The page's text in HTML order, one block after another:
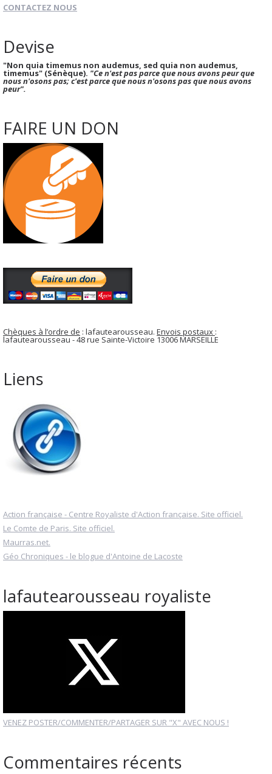
CONTACTEZ NOUS
Devise
"Non quia timemus non audemus, sed quia non audemus,
timemus" (Sénèque). "Ce n'est pas parce que nous avons peur que
nous n'osons pas; c'est parce que nous n'osons pas que nous avons
peur".
FAIRE UN DON
Chèques à l’ordre de : lafautearousseau. Envois postaux :
lafautearousseau - 48 rue Sainte-Victoire 13006 MARSEILLE
Liens
Action française - Centre Royaliste d'Action française. Site officiel.
Le Comte de Paris. Site officiel.
Maurras.net.
Géo Chroniques - le blogue d'Antoine de Lacoste
lafautearousseau royaliste
VENEZ POSTER/COMMENTER/PARTAGER SUR "X" AVEC NOUS !
Commentaires récents